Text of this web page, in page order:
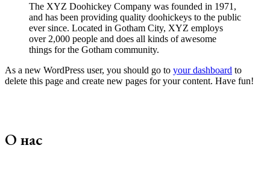
The XYZ Doohickey Company was founded in 1971,
and has been providing quality doohickeys to the public
ever since. Located in Gotham City, XYZ employs
over 2,000 people and does all kinds of awesome
things for the Gotham community.
As a new WordPress user, you should go to your dashboard to
delete this page and create new pages for your content. Have fun!
О нас